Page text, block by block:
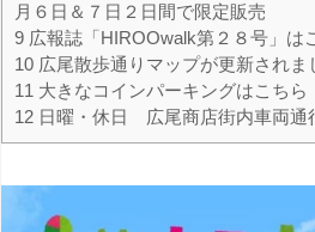
月６日＆７日２日間で限定販売
9 広報誌「HIROOwalk第２８号」は
10 広尾散歩通りマップが更新されま
11 大きなコインパーキングはこちら
12 日曜・休日 広尾商店街内車両通